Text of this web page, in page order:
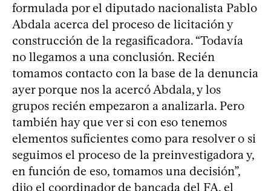
formulada por el diputado nacionalista Pablo
Abdala acerca del proceso de licitación y
construcción de la regasificadora. “Todavía
no llegamos a una conclusión. Recién
tomamos contacto con la base de la denuncia
ayer porque nos la acercó Abdala, y los
grupos recién empezaron a analizarla. Pero
también hay que ver si con eso tenemos
elementos suficientes como para resolver o si
seguimos el proceso de la preinvestigadora y,
en función de eso, tomamos una decisión”,
dijo el coordinador de bancada del FA, el